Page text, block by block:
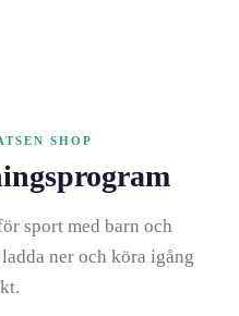
SHOP
sport med barn och
ner och köra igång